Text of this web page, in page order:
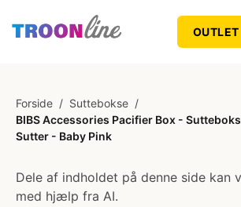
OUTLET
Forside / Suttebokse /
BIBS Accessories Pacifier Box -
Sutter - Baby Pink
Dele af indholdet på denne side kan
med hjælp fra AI.